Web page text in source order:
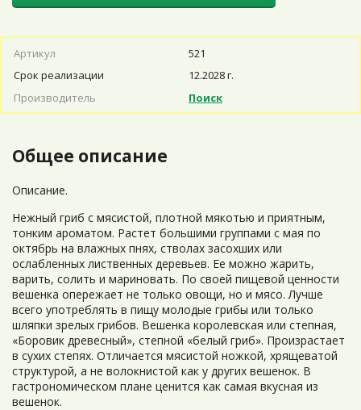
Артикул
521
Срок реализации
12.2028 г.
Производитель
Поиск
Общее описание
Описание.
Нежный гриб с мясистой, плотной мякотью и приятным,
тонким ароматом. Растет большими группами с мая по
октябрь на влажных пнях, стволах засохших или
ослабленных лиственных деревьев. Ее можно жарить,
варить, солить и мариновать. По своей пищевой ценности
вешенка опережает не только овощи, но и мясо. Лучше
всего употреблять в пищу молодые грибы или только
шляпки зрелых грибов. Вешенка королевская или степная,
«Боровик древесный», степной «белый гриб». Произрастает
в сухих степях. Отличается мясистой ножкой, хрящеватой
структурой, а не волокнистой как у других вешенок. В
гастрономическом плане ценится как самая вкусная из
вешенок.